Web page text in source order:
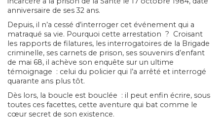
anniversaire de ses 32 ans.
Depuis, il n’a cessé d’interroger cet événement qui a
matraqué sa vie. Pourquoi cette arrestation ? Croisant
les rapports de filatures, les interrogatoires de la Brigade
criminelle, ses carnets de prison, ses souvenirs d’enfant
de mai 68, il achève son enquête sur un ultime
témoignage : celui du policier qui l’a arrêté et interrogé
quarante ans plus tôt.
Dès lors, la boucle est bouclée : il peut enfin écrire, sous
toutes ces facettes, cette aventure qui bat comme le
cœur secret de son existence.